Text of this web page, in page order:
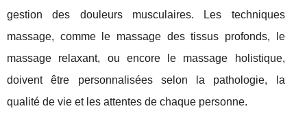
gestion des douleurs musculaires. Les techniques
massage, comme le massage des tissus profonds, le
massage relaxant, ou encore le massage holistique,
doivent être personnalisées selon la pathologie, la
qualité de vie et les attentes de chaque personne.